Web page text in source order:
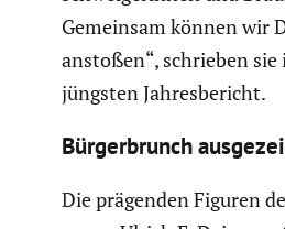
Gemeinsam können wir
anstoßen“, schrieben
jüngsten Jahres­be­richt.
Bürger­brunch
Die prägenden Figuren